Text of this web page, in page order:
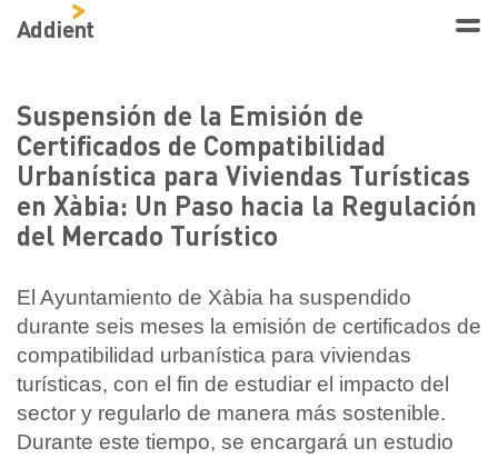
Addient
Suspensión de la Emisión de
Certificados de Compatibilidad
Urbanística para Viviendas Turísticas
en Xàbia: Un Paso hacia la Regulación
del Mercado Turístico
El Ayuntamiento de Xàbia ha suspendido
durante seis meses la emisión de certificados de
compatibilidad urbanística para viviendas
turísticas, con el fin de estudiar el impacto del
sector y regularlo de manera más sostenible.
Durante este tiempo, se encargará un estudio